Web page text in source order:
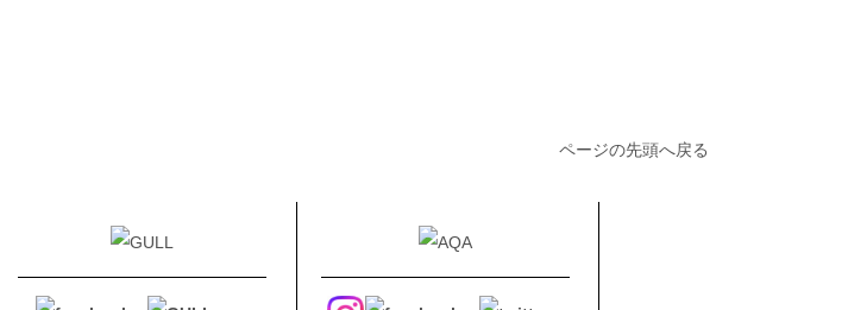
ページの先頭へ戻る